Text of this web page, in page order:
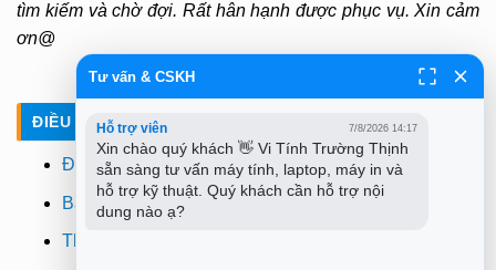
tìm kiếm và chờ đợi. Rất hân hạnh được phục vụ. Xin cảm
ơn@
ĐIỀU KHOẢN - CHÍNH SÁCH
Điều khoản
Bảo mật
Thanh toán
Tư vấn & CSKH
Hỗ trợ viên 7/8/2026 14:17
Xin chào quý khách 👋 Vi Tính Trường Thịnh
sẵn sàng tư vấn máy tính, laptop, máy in và
hỗ trợ kỹ thuật. Quý khách cần hỗ trợ nội
dung nào ạ?